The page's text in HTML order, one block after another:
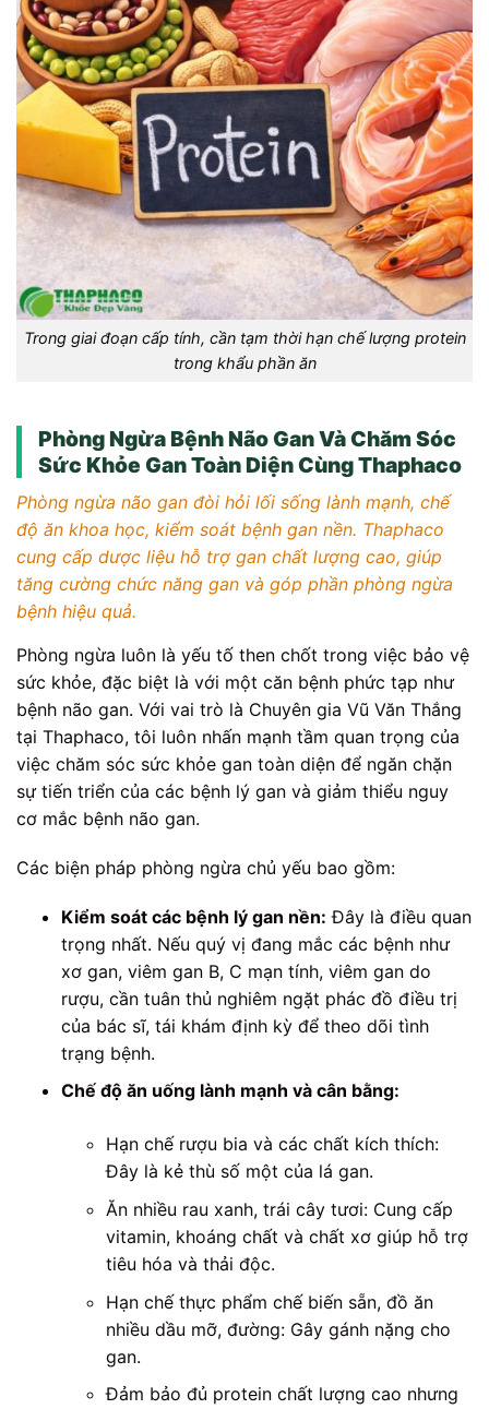
Trong giai đoạn cấp tính, cần tạm thời hạn chế lượng protein
trong khẩu phần ăn
Phòng Ngừa Bệnh Não Gan Và Chăm Sóc
Sức Khỏe Gan Toàn Diện Cùng Thaphaco
Phòng ngừa não gan đòi hỏi lối sống lành mạnh, chế
độ ăn khoa học, kiểm soát bệnh gan nền. Thaphaco
cung cấp dược liệu hỗ trợ gan chất lượng cao, giúp
tăng cường chức năng gan và góp phần phòng ngừa
bệnh hiệu quả.
Phòng ngừa luôn là yếu tố then chốt trong việc bảo vệ
sức khỏe, đặc biệt là với một căn bệnh phức tạp như
bệnh não gan. Với vai trò là Chuyên gia Vũ Văn Thắng
tại Thaphaco, tôi luôn nhấn mạnh tầm quan trọng của
việc chăm sóc sức khỏe gan toàn diện để ngăn chặn
sự tiến triển của các bệnh lý gan và giảm thiểu nguy
cơ mắc bệnh não gan.
Các biện pháp phòng ngừa chủ yếu bao gồm:
Kiểm soát các bệnh lý gan nền: Đây là điều quan
trọng nhất. Nếu quý vị đang mắc các bệnh như
xơ gan, viêm gan B, C mạn tính, viêm gan do
rượu, cần tuân thủ nghiêm ngặt phác đồ điều trị
của bác sĩ, tái khám định kỳ để theo dõi tình
trạng bệnh.
Chế độ ăn uống lành mạnh và cân bằng:
Hạn chế rượu bia và các chất kích thích:
Đây là kẻ thù số một của lá gan.
Ăn nhiều rau xanh, trái cây tươi: Cung cấp
vitamin, khoáng chất và chất xơ giúp hỗ trợ
tiêu hóa và thải độc.
Hạn chế thực phẩm chế biến sẵn, đồ ăn
nhiều dầu mỡ, đường: Gây gánh nặng cho
gan.
Đảm bảo đủ protein chất lượng cao nhưng